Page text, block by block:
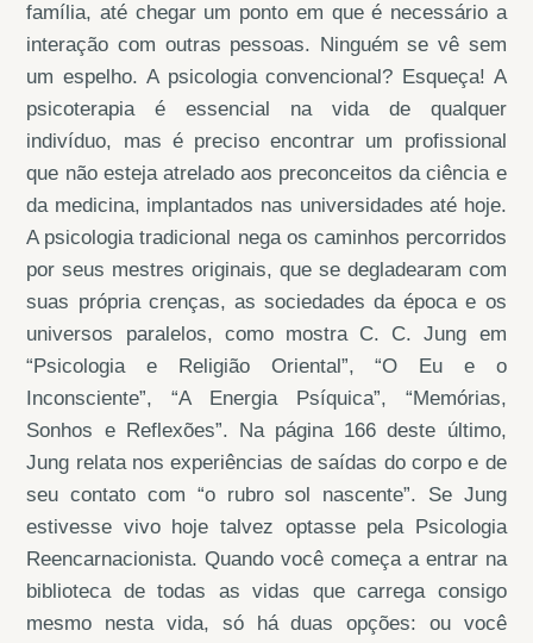
família, até chegar um ponto em que é necessário a
interação com outras pessoas. Ninguém se vê sem
um espelho. A psicologia convencional? Esqueça! A
psicoterapia é essencial na vida de qualquer
indivíduo, mas é preciso encontrar um profissional
que não esteja atrelado aos preconceitos da ciência e
da medicina, implantados nas universidades até hoje.
A psicologia tradicional nega os caminhos percorridos
por seus mestres originais, que se degladearam com
suas própria crenças, as sociedades da época e os
universos paralelos, como mostra C. C. Jung em
“Psicologia e Religião Oriental”, “O Eu e o
Inconsciente”, “A Energia Psíquica”, “Memórias,
Sonhos e Reflexões”. Na página 166 deste último,
Jung relata nos experiências de saídas do corpo e de
seu contato com “o rubro sol nascente”. Se Jung
estivesse vivo hoje talvez optasse pela Psicologia
Reencarnacionista. Quando você começa a entrar na
biblioteca de todas as vidas que carrega consigo
mesmo nesta vida, só há duas opções: ou você